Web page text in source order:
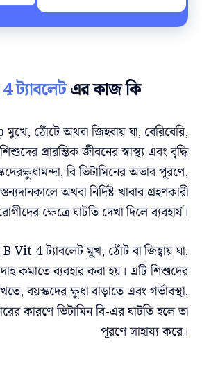
ট্যাবলেটএর কাজ কি?
ঠোঁটে অথবা জিহবায় ঘা, বেরিবেরি,
প্রারম্ভিক জীবনের স্বাস্থ্য এবং বৃদ্ধি
বি ভিটামিনের অভাব পূরণে,
অথবা নির্দিষ্ট খাবার গ্রহণকারী
ক্ষেত্রে ঘাটতি দেখা দিলে ব্যবহার্য।
Vit 4 ট্যাবলেট মুখ, ঠোঁট বা জিহ্বায় ঘা,
কমাতে ব্যবহার করা হয়। এটি শিশুদের
বয়স্কদের ক্ষুধা বাড়াতে এবং গর্ভাবস্থা,
কারণে ভিটামিন বি-এর ঘাটতি হলে তা
পূরণে সাহায্য করে।